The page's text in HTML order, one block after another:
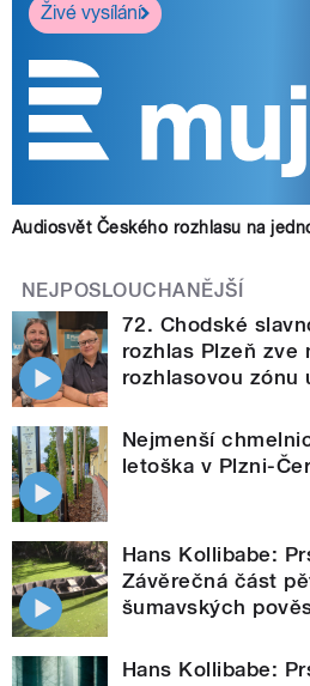
Živé vysílání
Audiosvět Českého rozhlasu na
NEJPOSLOUCHANĚJŠÍ
72. Chodské
rozhlas Plzeň zve
rozhlasovou zónu
Nejmenší
letoška v Plzni-
Hans Kollibabe:
Závěrečná část
šumavských
Hans Kollibabe: